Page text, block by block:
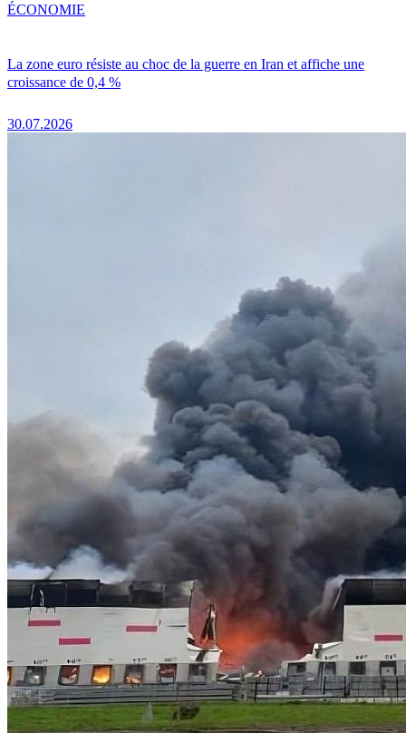
La zone euro résiste au choc de la guerre en Iran et affiche une
croissance de 0,4 %
30.07.2026
ÉCONOMIE